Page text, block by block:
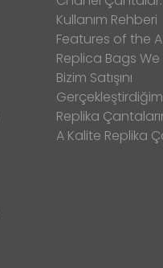
Kullanım Rehberi
Features of the
Replica Bags We
Bizim Satışını
Replika
A Kalite Replika